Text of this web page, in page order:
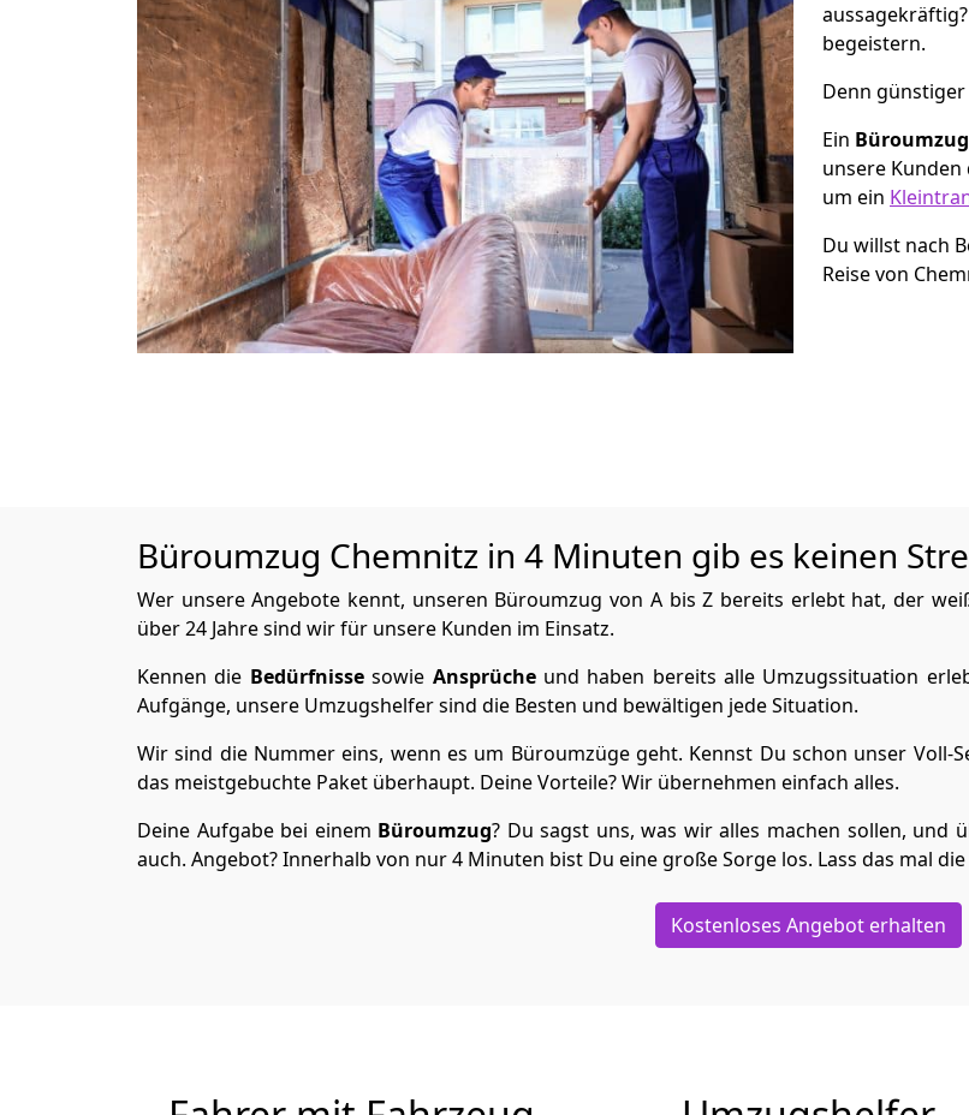
aussagekräftig?
begeistern.
Denn
Ein Büroumzug
unsere
um ein
Du willst nach
Reise von
Büroumzug Chemnitz in 4 Minuten gib es keinen
Wer unsere Angebote kennt, unseren Büroumzug von A bis Z bereits erlebt hat, der
über 24 Jahre sind wir für unsere Kunden im Einsatz.
Kennen die Bedürfnissesowie Ansprücheund haben bereits alle Umzugssituation
Aufgänge, unsere Umzugshelfer sind die Besten und bewältigen jede Situation.
Wir sind die Nummer eins, wenn es um Büroumzüge geht. Kennst Du schon unser Voll-
das meistgebuchte Paket überhaupt. Deine Vorteile? Wir übernehmen einfach alles.
Deine Aufgabe bei einem Büroumzug? Du sagst uns, was wir alles machen sollen, und
auch. Angebot? Innerhalb von nur 4 Minuten bist Du eine große Sorge los. Lass das mal
Kostenloses Angebot erhalten